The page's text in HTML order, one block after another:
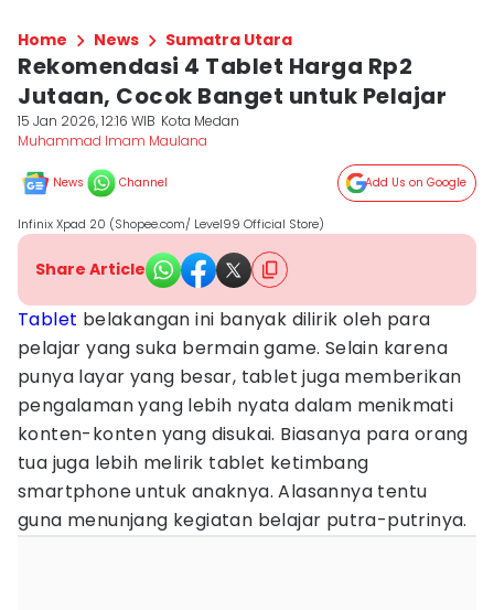
Home News Sumatra Utara
Rekomendasi 4 Tablet Harga Rp2
Jutaan, Cocok Banget untuk Pelajar
15 Jan 2026, 12:16 WIB Kota Medan
Muhammad Imam Maulana
News Channel Add Us on Google
Infinix Xpad 20 (Shopee.com/ Level99 Official Store)
Share Article
Tablet belakangan ini banyak dilirik oleh para
pelajar yang suka bermain game. Selain karena
punya layar yang besar, tablet juga memberikan
pengalaman yang lebih nyata dalam menikmati
konten-konten yang disukai. Biasanya para orang
tua juga lebih melirik tablet ketimbang
smartphone untuk anaknya. Alasannya tentu
guna menunjang kegiatan belajar putra-putrinya.